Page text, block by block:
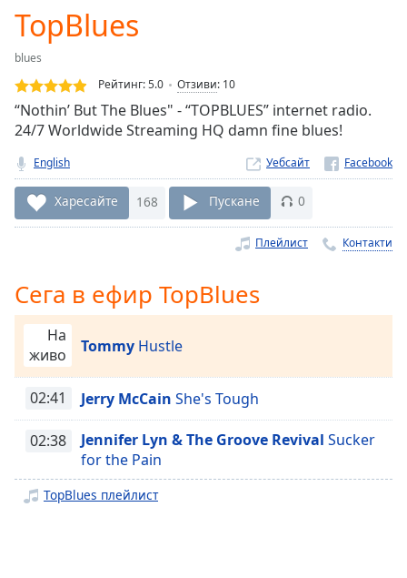
Duration
Loaded
0.00%
Stream
TypeLIVE
live,
currently
behind
LIVE
Remaining
Playback
Chapters
Descriptions
descriptions
off,
TopBlues
blues
Рейтинг:5.0 Отзиви: 10
“Nothin’ But The Blues" - “TOPBLUES” internet radio.
24/7 Worldwide Streaming HQ damn fine blues!
English Уебсайт
Харесайте 168 Пускане 0
Плейлист Контакти
Сега в ефир TopBlues
На
живо
Tommy Hustle
02:41 Jerry McCain She's Tough
02:38 Jennifer Lyn & The Groove Revival Sucker
for the Pain
TopBlues плейлист